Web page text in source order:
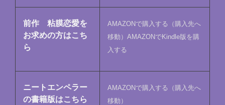
前作 粘膜恋愛を
お求めの方はこち
ら
AMAZONで購入する（購入先へ
移動） AMAZONでKindle版を購
入する
ニートエンペラー
の書籍版はこちら
AMAZONで購入する（購入先へ
移動）